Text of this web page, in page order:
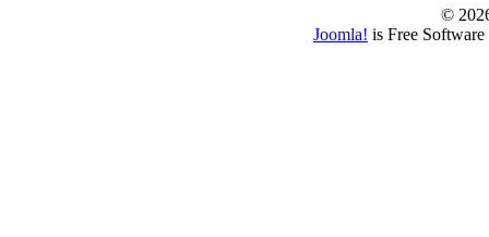
©
Joomla! is Free